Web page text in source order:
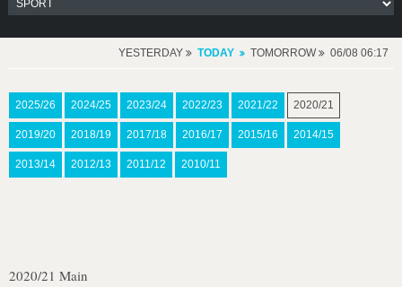
YESTERDAY TODAY TOMORROW 06/08 06:17
2025/26 2024/25 2023/24 2022/23 2021/22 2020/21
2019/20 2018/19 2017/18 2016/17 2015/16 2014/15
2013/14 2012/13 2011/12 2010/11
2020/21 Main